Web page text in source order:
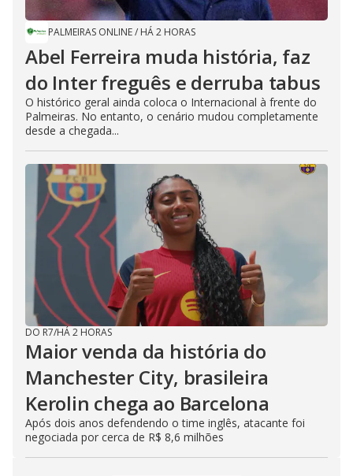
PALMEIRAS ONLINE/ HÁ 2 HORAS
Abel Ferreira muda história, faz
do Inter freguês e derruba tabus
O histórico geral ainda coloca o Internacional à frente do
Palmeiras. No entanto, o cenário mudou completamente
desde a chegada...
DO R7/HÁ 2 HORAS
Maior venda da história do
Manchester City, brasileira
Kerolin chega ao Barcelona
Após dois anos defendendo o time inglês, atacante foi
negociada por cerca de R$ 8,6 milhões